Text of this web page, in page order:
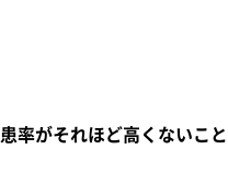
率がそれほど高くないこ